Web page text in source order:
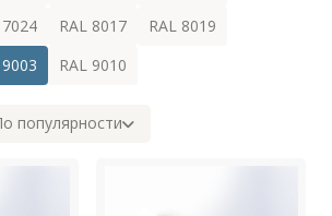
7024 RAL 8017
RAL 8019
RAL 9010
популярности